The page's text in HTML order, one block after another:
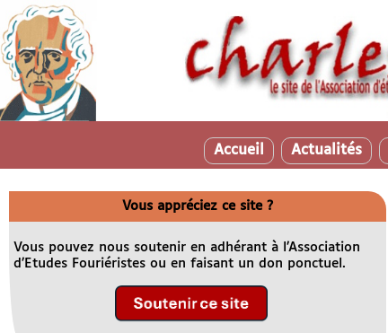
Accueil Actualités
Vous appréciez ce site ?
Vous pouvez nous soutenir en adhérant à l’Association
d’Etudes Fouriéristes ou en faisant un don ponctuel.